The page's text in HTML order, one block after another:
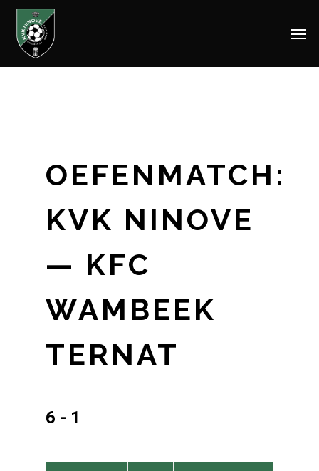
Skip
OEFENMATCH:
KVK NINOVE
— KFC
WAMBEEK
TERNAT
6 - 1